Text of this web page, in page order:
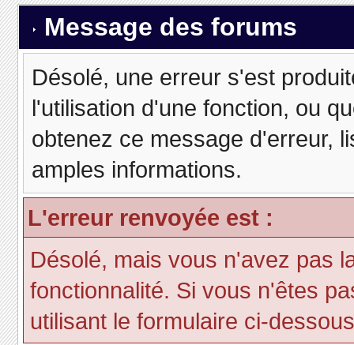
Message des forums
Désolé, une erreur s'est
l'utilisation d'une fonction, ou
obtenez ce message d'erreur,
amples informations.
L'erreur renvoyée est :
Désolé, mais vous n'avez pas
fonctionnalité. Si vous n'êtes
utilisant le formulaire ci-